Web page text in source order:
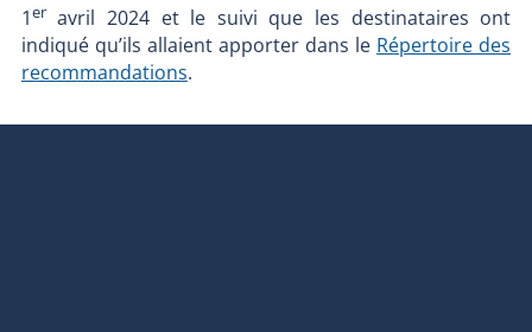
1eravril 2024 et le suivi que les destinataires ont
indiqué qu’ils allaient apporter dans le Répertoire des
recommandations.